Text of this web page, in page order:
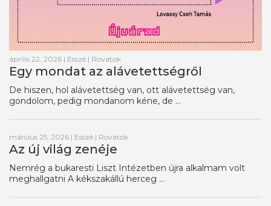
április 22, 2026 | Esszé | Rovatok
Egy mondat az alávetettségről
De hiszen, hol alávetettség van, ott alávetettség van,
gondolom, pedig mondanom kéne, de ...
március 25, 2026 | Esszé | Rovatok
Az új világ zenéje
Nemrég a bukaresti Liszt Intézetben újra alkalmam volt
meghallgatni A kékszakállú herceg ...